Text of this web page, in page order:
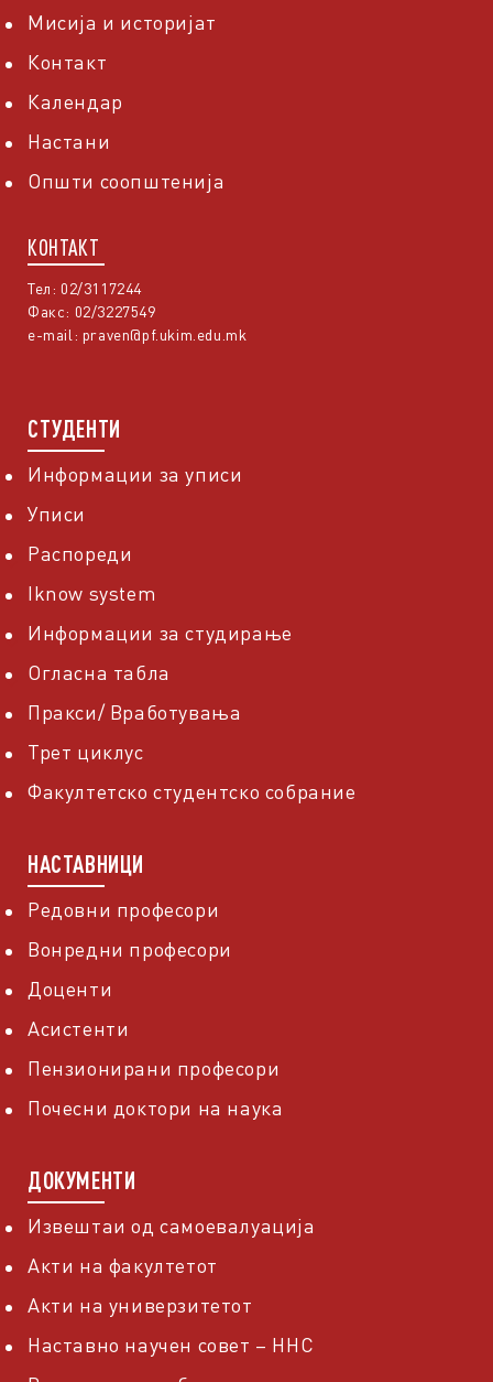
Мисија и историјат
Контакт
Календар
Настани
Општи соопштенија
КОНТАКТ
Тел: 02/3117244
Факс: 02/3227549
e-mail: praven@pf.ukim.edu.mk
СТУДЕНТИ
Информации за уписи
Уписи
Распореди
Iknow system
Информации за студирање
Огласна табла
Пракси/ Вработувања
Трет циклус
Факултетско студентско собрание
НАСТАВНИЦИ
Редовни професори
Вонредни професори
Доценти
Асистенти
Пензионирани професори
Почесни доктори на наука
ДОКУМЕНТИ
Извештаи од самоевалуација
Акти на факултетот
Акти на универзитетот
Наставно научен совет – ННС